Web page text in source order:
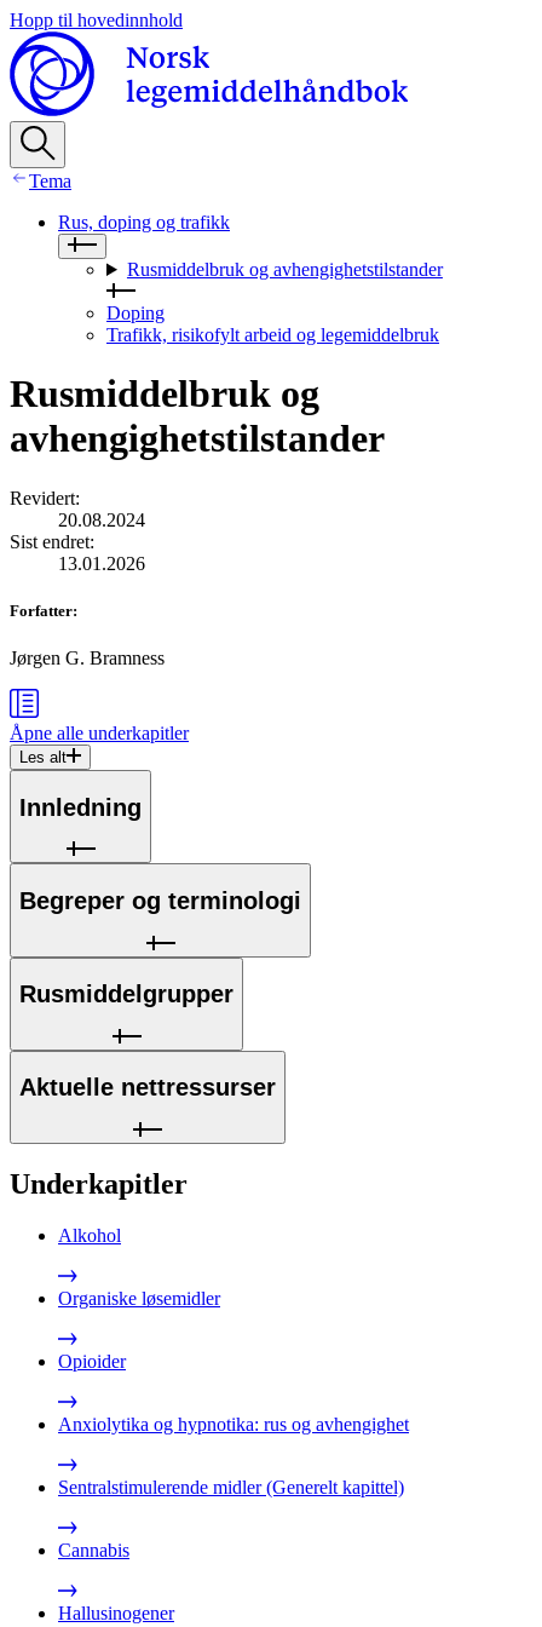
Hopp til hovedinnhold
Tema
Rus, doping og trafikk
Rusmiddelbruk og avhengighetstilstander
Doping
Trafikk, risikofylt arbeid og legemiddelbruk
Rusmiddelbruk og
avhengighetstilstander
Revidert:
20.08.2024
Sist endret:
13.01.2026
Forfatter:
Jørgen G. Bramness
Åpne alle underkapitler
Les alt
Innledning
Begreper og terminologi
Rusmiddelgrupper
Aktuelle nettressurser
Underkapitler
Alkohol
Organiske løsemidler
Opioider
Anxiolytika og hypnotika: rus og avhengighet
Sentralstimulerende midler (Generelt kapittel)
Cannabis
Hallusinogener